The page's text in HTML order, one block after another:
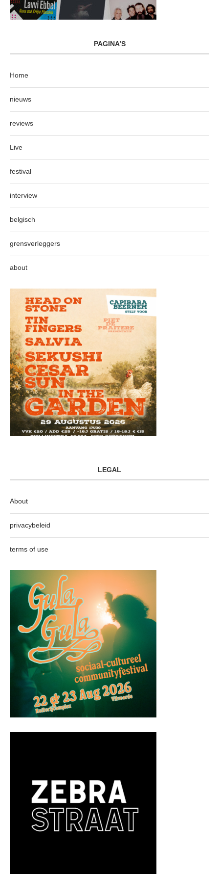
PAGINA’S
Home
nieuws
reviews
Live
festival
interview
belgisch
grensverleggers
about
LEGAL
About
privacybeleid
terms of use